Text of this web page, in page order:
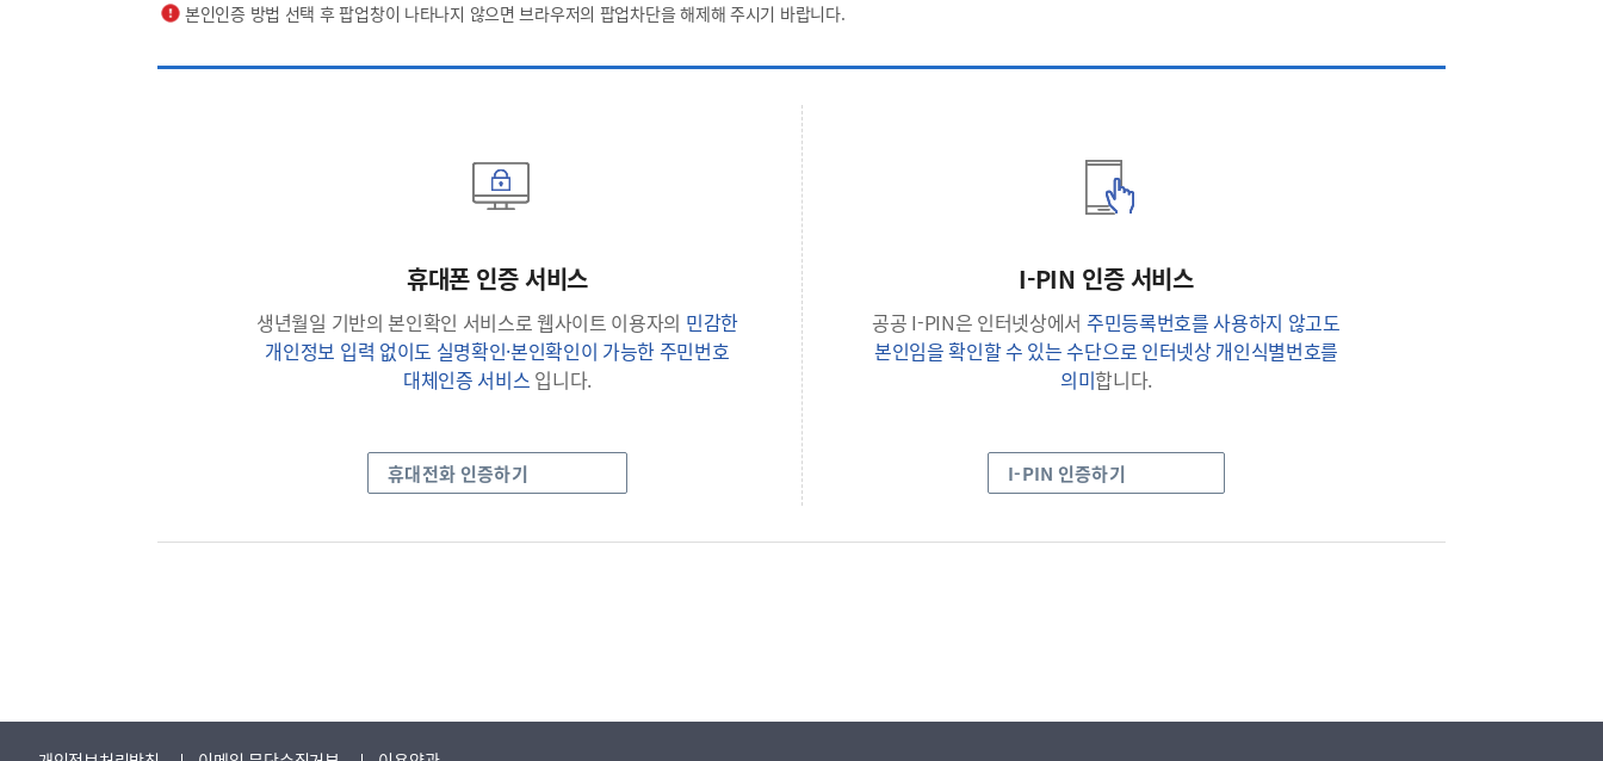
본인인증 방법 선택 후 팝업창이 나타나지 않으면 브라우저의 팝업차단을 해제해 주시기 바랍니다.
휴대폰 인증 서비스
생년월일 기반의 본인확인 서비스로 웹사이트 이용자의 민감한
개인정보 입력 없이도 실명확인·본인확인이 가능한 주민번호
대체인증 서비스 입니다.
휴대전화 인증하기
I-PIN 인증 서비스
공공 I-PIN은 인터넷상에서 주민등록번호를 사용하지 않고도
본인임을 확인할 수 있는 수단으로 인터넷상 개인식별번호를
의미합니다.
I-PIN 인증하기